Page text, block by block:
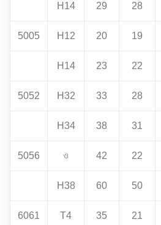
H14 29 28
5005 H12 20 19
H14 23 22
5052 H32 33 28
H34 38 31
5056 ও 42 22
H38 60 50
6061 T4 35 21